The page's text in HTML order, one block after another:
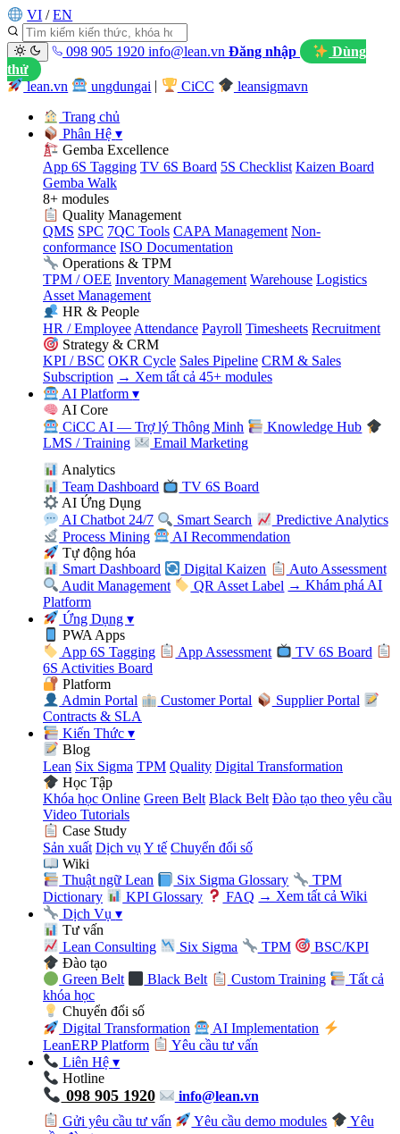
VI / EN
098 905 1920 info@lean.vn Đăng nhập
Dùng
thử
lean.vn
ungdungai CiCC leansigmavn
Trang chủ
Phân Hệ▾
Gemba Excellence
App 6S Tagging TV 6S Board 5S Checklist Kaizen Board
Gemba Walk
8+ modules
Quality Management
QMS SPC 7QC Tools CAPA Management Non-
conformance ISO Documentation
Operations & TPM
TPM / OEE Inventory Management Warehouse Logistics
Asset Management
HR & People
HR / Employee Attendance Payroll Timesheets Recruitment
Strategy & CRM
KPI / BSC OKR Cycle Sales Pipeline CRM & Sales
Subscription → Xem tất cả 45+ modules
AI Platform▾
AI Core
CiCC AI — Trợ lý Thông Minh
Knowledge Hub
LMS / Training
Email Marketing
Analytics
Team Dashboard
TV 6S Board
AI Ứng Dụng
AI Chatbot 24/7
Smart Search
Predictive Analytics
Process Mining
AI Recommendation
Tự động hóa
Smart Dashboard
Digital Kaizen
Auto Assessment
Audit Management
QR Asset Label → Khám phá AI
Platform
Ứng Dụng▾
PWA Apps
App 6S Tagging
App Assessment
TV 6S Board
6S Activities Board
Platform
Admin Portal
Customer Portal
Supplier Portal
Contracts & SLA
Kiến Thức▾
Blog
Lean Six Sigma TPM Quality Digital Transformation
Học Tập
Khóa học Online Green Belt Black Belt Đào tạo theo yêu cầu
Video Tutorials
Case Study
Sản xuất Dịch vụ Y tế Chuyển đổi số
Wiki
Thuật ngữ Lean
Six Sigma Glossary
TPM
Dictionary
KPI Glossary FAQ → Xem tất cả Wiki
Dịch Vụ▾
Tư vấn
Lean Consulting
Six Sigma TPM
BSC/KPI
Đào tạo
Green Belt
Black Belt Custom Training
Tất cả
khóa học
Chuyển đổi số
Digital Transformation
AI Implementation
LeanERP Platform
Yêu cầu tư vấn
Liên Hệ▾
Hotline
098 905 1920
info@lean.vn
Gửi yêu cầu tư vấn
Yêu cầu demo modules
Yêu